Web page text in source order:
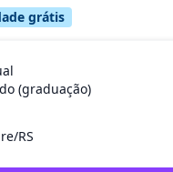
grátis
(graduação)
RS